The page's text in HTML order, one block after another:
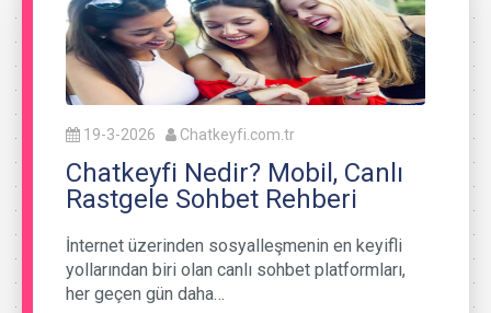
19-3-2026 Chatkeyfi.com.tr
Chatkeyfi Nedir? Mobil, Canlı
Rastgele Sohbet Rehberi
İnternet üzerinden sosyalleşmenin en keyifli
yollarından biri olan canlı sohbet platformları,
her geçen gün daha…